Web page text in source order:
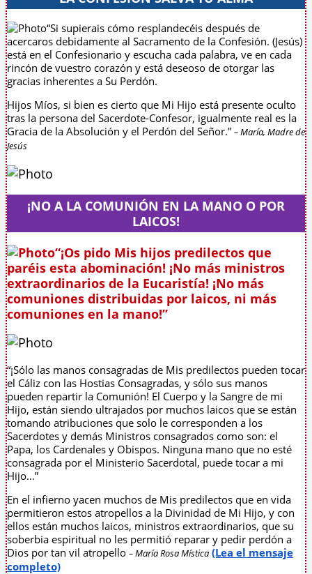
“Si supierais cómo resplandecéis después de
acercaros debidamente al Sacramento de la Confesión. (Jesús)
está en el Confesionario y escucha cada palabra, ve en cada
rincón de vuestro corazón y está deseoso de otorgar las
gracias inherentes a Su Perdón.
Hijos Míos, si bien es cierto que Mi Hijo está presente oculto
tras la persona del Sacerdote-Confesor, igualmente real es la
Gracia de la Absolución y el Perdón del Señor.” – María, Madre de
Jesús
¡NO A LA COMUNIÓN EN LA MANO O POR
LAICOS!
“¡Os pido Mis hijos predilectos que
paréis esta abominación! ¡No más ministros
extraordinarios de la Eucaristía! ¡No más
comuniones distribuidas por laicos, ni más
comuniones en la mano!”
“¡Sólo las manos consagradas de Mis predilectos pueden tocar
el Cáliz con las Hostias Consagradas, y sólo sus manos
pueden repartir la Comunión! El Cuerpo y la Sangre de mi
Hijo, están siendo ultrajados por muchos laicos que se están
tomando atribuciones que solo le corresponden a los
Sacerdotes y demás Ministros consagrados como son: el
Papa, los Cardenales y Obispos. Ninguna mano que no esté
consagrada por el Ministerio Sacerdotal, puede tocar a mi
Hijo…”
En el infierno yacen muchos de Mis predilectos que en vida
permitieron estos atropellos a la Divinidad de Mi Hijo, y con
ellos están muchos laicos, ministros extraordinarios, que su
soberbia espiritual no les permitió reparar y pedir perdón a
Dios por tan vil atropello – María Rosa Mística (Lea el mensaje
completo)